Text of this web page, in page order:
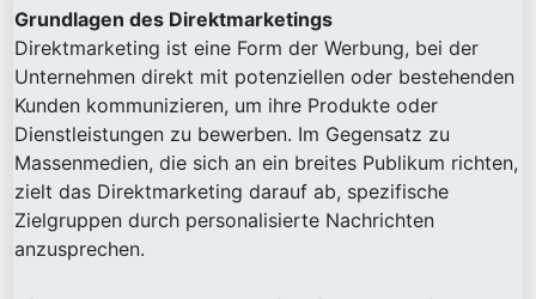
Grundlagen des Direktmarketings
Direktmarketing ist eine Form der Werbung, bei der
Unternehmen direkt mit potenziellen oder bestehenden
Kunden kommunizieren, um ihre Produkte oder
Dienstleistungen zu bewerben. Im Gegensatz zu
Massenmedien, die sich an ein breites Publikum richten,
zielt das Direktmarketing darauf ab, spezifische
Zielgruppen durch personalisierte Nachrichten
anzusprechen.